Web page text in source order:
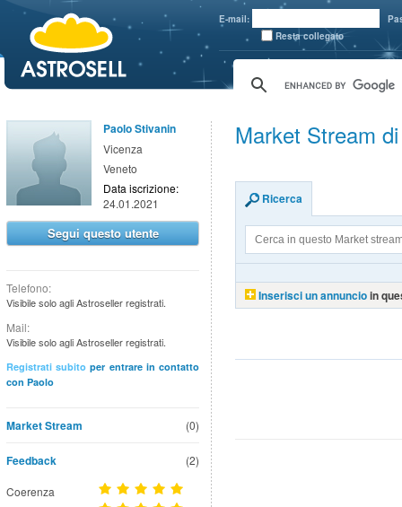
E-mail:
Resta collegato
Paolo Stivanin
Vicenza
Veneto
Data iscrizione:
24.01.2021
Segui questo utente
Telefono:
Visibile solo agli Astroseller registrati.
Mail:
Visibile solo agli Astroseller registrati.
Registrati subito per entrare in contatto
con Paolo
(0)
Market Stream
Feedback (2)
Coerenza
Market Stream
Ricerca
Inserisci un annuncioin